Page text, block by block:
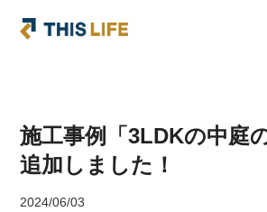
施工事例「3LDKの中庭
追加しました！
2024/06/03